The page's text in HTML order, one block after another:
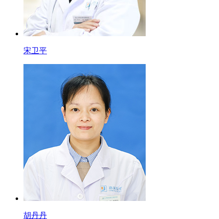
宋卫平
胡丹丹